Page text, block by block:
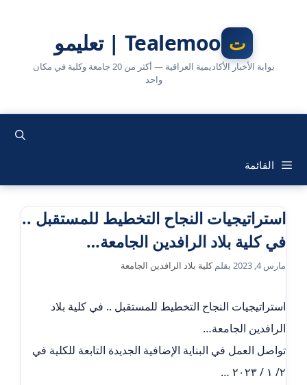
Tealemoo | تعليمو
بوابة الأخبار الأكاديمية العراقية — أكثر من 20 جامعة وكلية في مكان
واحد
القائمة
استراتيجيات النجاح التخطيط للمستقبل ..
في كلية بلاد الرافدين الجامعة…
مارس 4, 2023 بقلمكلية بلاد الرافدين الجامعة
استراتيجيات النجاح التخطيط للمستقبل .. في كلية بلاد
الرافدين الجامعة…
تواصل العمل في البناية الإضافية الجديدة التابعة للكلية في
٢/ ١ / ٢٠٢٣ …